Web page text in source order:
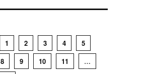
1 2 3 4
5
8 9 10 11
…